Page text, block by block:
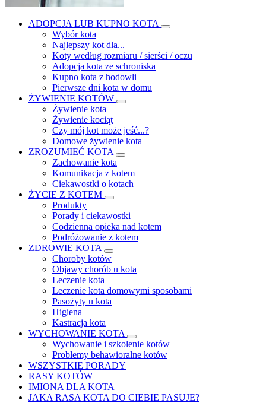
ADOPCJA LUB KUPNO KOTA
Wybór kota
Najlepszy kot dla...
Koty według rozmiaru / sierści / oczu
Adopcja kota ze schroniska
Kupno kota z hodowli
Pierwsze dni kota w domu
ŻYWIENIE KOTÓW
Żywienie kota
Żywienie kociąt
Czy mój kot może jeść...?
Domowe żywienie kota
ZROZUMIEĆ KOTA
Zachowanie kota
Komunikacja z kotem
Ciekawostki o kotach
ŻYCIE Z KOTEM
Produkty
Porady i ciekawostki
Codzienna opieka nad kotem
Podróżowanie z kotem
ZDROWIE KOTA
Choroby kotów
Objawy chorób u kota
Leczenie kota
Leczenie kota domowymi sposobami
Pasożyty u kota
Higiena
Kastracja kota
WYCHOWANIE KOTA
Wychowanie i szkolenie kotów
Problemy behawioralne kotów
WSZYSTKIE PORADY
RASY KOTÓW
IMIONA DLA KOTA
JAKA RASA KOTA DO CIEBIE PASUJE?